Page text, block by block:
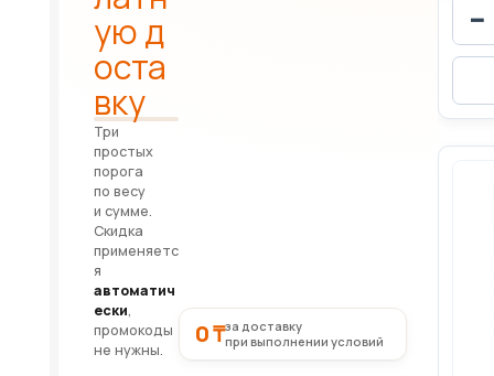
−
ую д
оста
вку
Три
простых
порога
по весу
и сумме.
Скидка
применяетс
я
автоматич
ески,
промокоды
не нужны.
0 ₸за доставку
при выполнении условий